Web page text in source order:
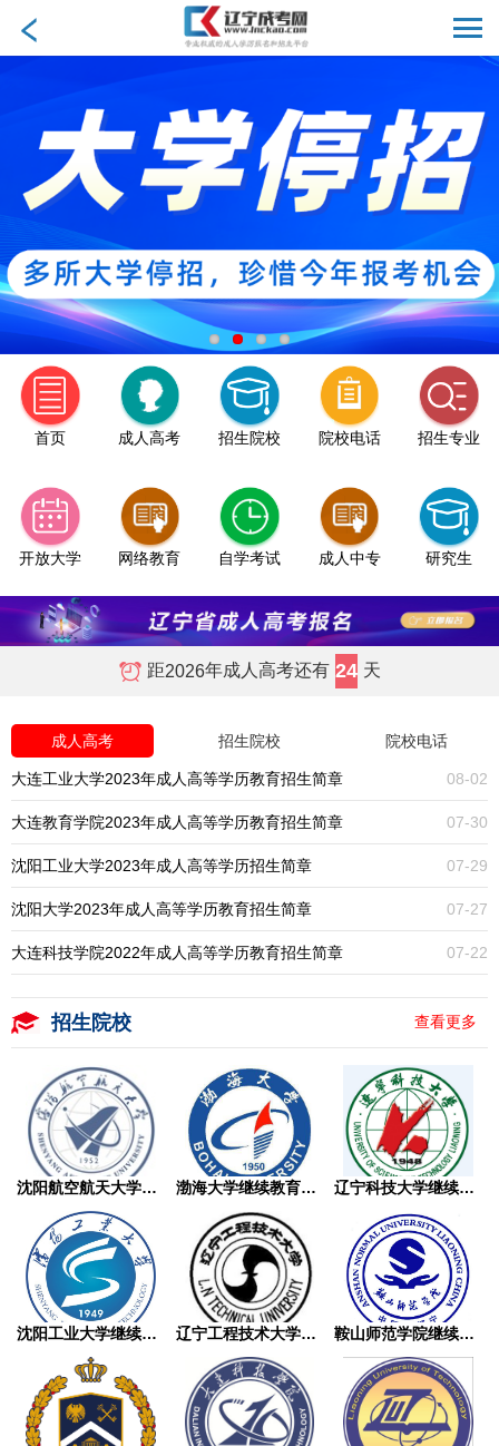
首页 成人高考 招生院校 院校电话 招生专业
开放大学 网络教育 自学考试 成人中专 研究生
距2026年成人高考还有 24 天
成人高考 招生院校 院校电话
08-02
大连工业大学2023年成人高等学历教育招生简章
07-30
大连教育学院2023年成人高等学历教育招生简章
07-29
沈阳工业大学2023年成人高等学历招生简章
07-27
沈阳大学2023年成人高等学历教育招生简章
07-22
大连科技学院2022年成人高等学历教育招生简章
招生院校 查看更多
沈阳航空航天大学继续教育学院成人高考 渤海大学继续教育学院成人高考 辽宁科技大学继续教育学院成人高考
沈阳工业大学继续教育学院成人高考 辽宁工程技术大学继续教育学院成人高考 鞍山师范学院继续教育学院成人高考